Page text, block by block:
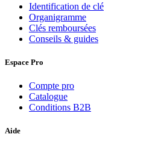
Identification de clé
Organigramme
Clés remboursées
Conseils & guides
Espace Pro
Compte pro
Catalogue
Conditions B2B
Aide